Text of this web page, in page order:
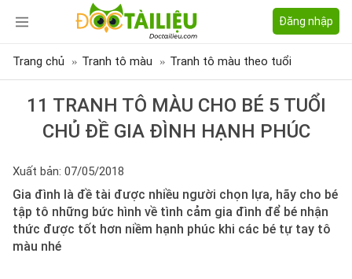
Đăng nhập
Trang chủ Tranh tô màu Tranh tô màu theo tuổi
11 TRANH TÔ MÀU CHO BÉ 5 TUỔI
CHỦ ĐỀ GIA ĐÌNH HẠNH PHÚC
Xuất bản: 07/05/2018
Gia đình là đề tài được nhiều người chọn lựa, hãy cho bé
tập tô những bức hình về tình cảm gia đình để bé nhận
thức được tốt hơn niềm hạnh phúc khi các bé tự tay tô
màu nhé